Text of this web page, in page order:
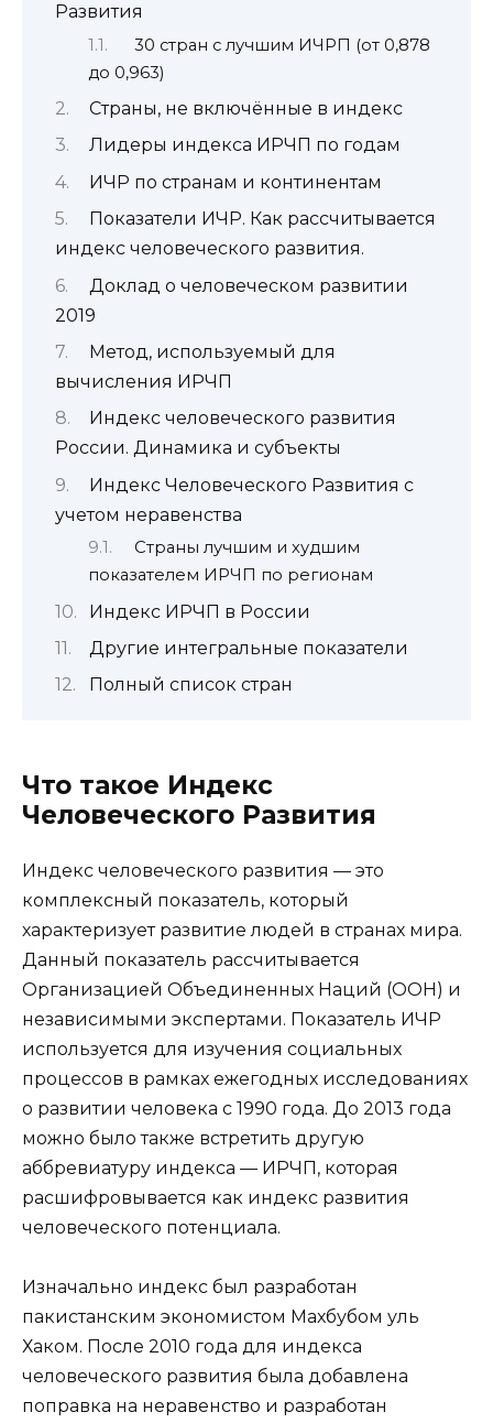
Развития
30 стран с лучшим ИЧРП (от 0,878
до 0,963)
Страны, не включённые в индекс
Лидеры индекса ИРЧП по годам
ИЧР по странам и континентам
Показатели ИЧР. Как рассчитывается
индекс человеческого развития.
Доклад о человеческом развитии
2019
Метод, используемый для
вычисления ИРЧП
Индекс человеческого развития
России. Динамика и субъекты
Индекс Человеческого Развития с
учетом неравенства
Страны лучшим и худшим
показателем ИРЧП по регионам
Индекс ИРЧП в России
Другие интегральные показатели
Полный список стран
Что такое Индекс
Человеческого Развития
Индекс человеческого развития — это
комплексный показатель, который
характеризует развитие людей в странах мира.
Данный показатель рассчитывается
Организацией Объединенных Наций (ООН) и
независимыми экспертами. Показатель ИЧР
используется для изучения социальных
процессов в рамках ежегодных исследованиях
о развитии человека с 1990 года. До 2013 года
можно было также встретить другую
аббревиатуру индекса — ИРЧП, которая
расшифровывается как индекс развития
человеческого потенциала.
Изначально индекс был разработан
пакистанским экономистом Махбубом уль
Хаком. После 2010 года для индекса
человеческого развития была добавлена
поправка на неравенство и разработан